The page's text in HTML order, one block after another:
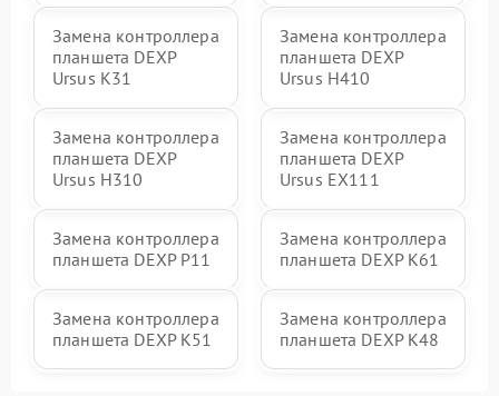
Замена контроллера
планшета DEXP
Ursus K31
Замена контроллера
планшета DEXP
Ursus H410
Замена контроллера
планшета DEXP
Ursus H310
Замена контроллера
планшета DEXP
Ursus EX111
Замена контроллера
планшета DEXP P11
Замена контроллера
планшета DEXP K61
Замена контроллера
планшета DEXP K51
Замена контроллера
планшета DEXP K48